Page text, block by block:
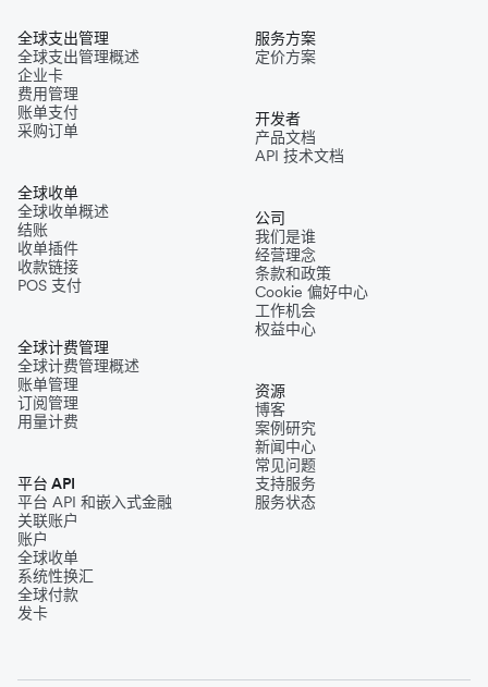
全球支出管理
全球支出管理概述
企业卡
费用管理
账单支付
采购订单
全球收单
全球收单概述
结账
收单插件
收款链接
POS 支付
全球计费管理
全球计费管理概述
账单管理
订阅管理
用量计费
平台 API
平台 API 和嵌入式金融
关联账户
账户
全球收单
系统性换汇
全球付款
发卡
服务方案
定价方案
开发者
产品文档
API 技术文档
公司
我们是谁
经营理念
条款和政策
Cookie 偏好中心
工作机会
权益中心
资源
博客
案例研究
新闻中心
常见问题
支持服务
服务状态